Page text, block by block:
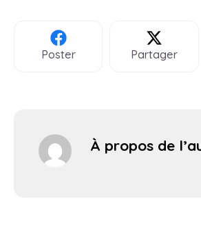
Poster Partager
À propos de